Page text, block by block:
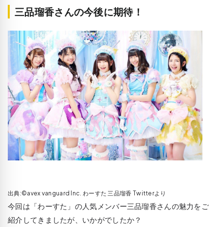
三品瑠香さんの今後に期待！
出典:©avex vanguard Inc. わーすた 三品瑠香 Twitterより
今回は「わーすた」の人気メンバー三品瑠香さんの魅力をご
紹介してきましたが、いかがでしたか？